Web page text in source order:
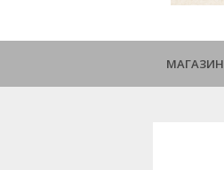
МАГАЗИН